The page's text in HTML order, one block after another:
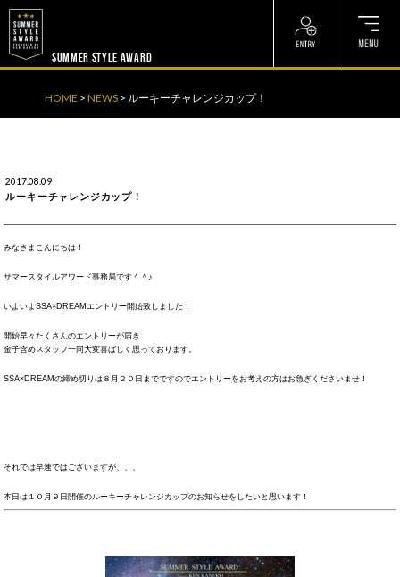
SUMMER STYLE AWARD
HOME > NEWS > ルーキーチャレンジカップ！
2017.08.09
ルーキーチャレンジカップ！
みなさまこんにちは！
サマースタイルアワード事務局です＾＾♪
いよいよSSA×DREAMエントリー開始致しました！
開始早々たくさんのエントリーが届き
金子含めスタッフ一同大変喜ばしく思っております。
SSA×DREAMの締め切りは８月２０日までですのでエントリーをお考えの方はお急ぎくださいませ！
それでは早速ではございますが、、、
本日は１０月９日開催のルーキーチャレンジカップのお知らせをしたいと思います！